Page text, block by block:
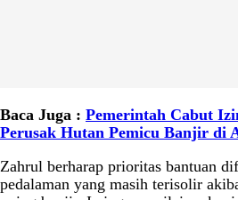
Baca Juga : Pemerintah Cabut
Perusak Hutan Pemicu Banjir di
Zahrul berharap prioritas bantuan
pedalaman yang masih terisolir